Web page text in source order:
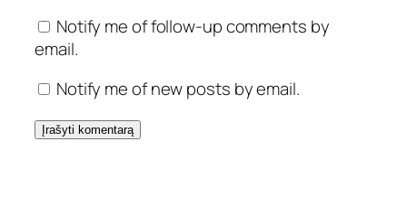
Notify me of follow-up comments by
email.
Notify me of new posts by email.